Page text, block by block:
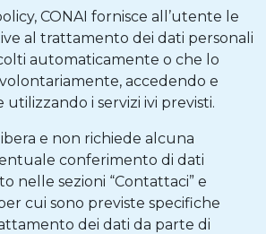
CONAI fornisce all’utente le
al trattamento dei dati personali
automaticamente o che lo
accedendo e
utilizzando i servizi ivi previsti.
e non richiede alcuna
conferimento di dati
nelle sezioni “Contattaci” e
cui sono previste specifiche
dei dati da parte di